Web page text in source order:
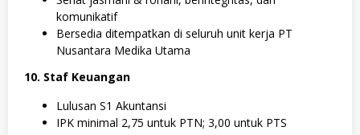
komunikatif
Bersedia ditempatkan di seluruh unit kerja PT
Nusantara Medika Utama
10. Staf Keuangan
Lulusan S1 Akuntansi
IPK minimal 2,75 untuk PTN; 3,00 untuk PTS